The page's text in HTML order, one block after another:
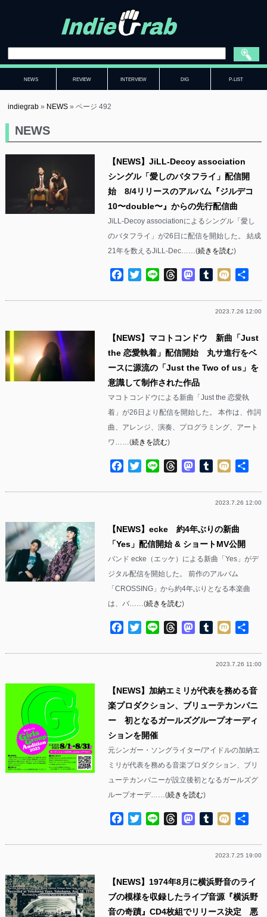
NEWS REVIEW INTERVIEW DIG P-LIST
indiegrab » NEWS »ページ 492
NEWS
【NEWS】JiLL-Decoy association
シングル「愛しのバタフライ」配信開
始 8/4リリースのアルバム『ジルデコ
10〜double〜』からの先行配信曲
JiLL-Decoy associationによるシングル「愛し
のバタフライ」が26日に配信を開始した。 結成
21年を数えるJiLL-Dec……(続きを読む)
Facebook
TwitterLine ThreadsMastodon
Tumblr
Mixi
2023.7.26 12:00
【NEWS】マコトコンドウ 新曲「Just
the 恋愛執着」配信開始 丸サ進行をベ
ースに源流の「Just the Two of us」を
意識して制作された作品
マコトコンドウによる新曲「Just the 恋愛執
着」が26日より配信を開始した。 本作は、作詞
曲、アレンジ、演奏、プログラミング、アート
ワ……(続きを読む)
Facebook
TwitterLine ThreadsMastodon
Tumblr
Mixi
2023.7.26 12:00
【NEWS】ecke 約4年ぶりの新曲
「Yes」配信開始 & ショートMV公開
バンド ecke（エッケ）による新曲「Yes」がデ
ジタル配信を開始した。 前作のアルバム
「CROSSING」から約4年ぶりとなる本楽曲
は、バ……(続きを読む)
Facebook
TwitterLine ThreadsMastodon
Tumblr
Mixi
2023.7.26 11:00
【NEWS】加納エミリが代表を務める音
楽プロダクション、ブリューテカンパニ
ー 初となるガールズグループオーディ
ションを開催
元シンガー・ソングライター/アイドルの加納エ
ミリが代表を務める音楽プロダクション、ブリ
ューテカンパニーが設立後初となるガールズグ
ループオーデ……(続きを読む)
Facebook
TwitterLine ThreadsMastodon
Tumblr
Mixi
2023.7.25 19:00
【NEWS】1974年8月に横浜野音のライ
ブの模様を収録したライブ音源『横浜野
音の奇蹟』CD4枚組でリリース決定 悪